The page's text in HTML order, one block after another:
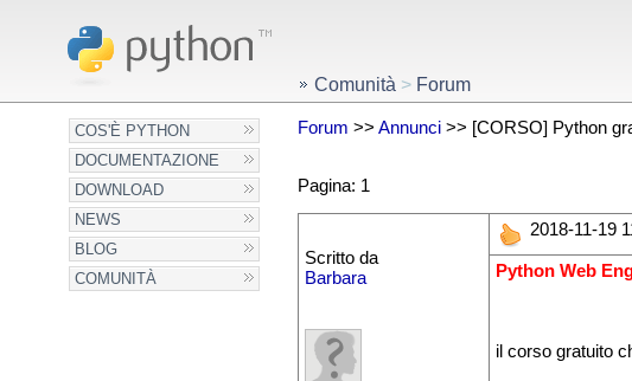
COS'È PYTHON
DOCUMENTAZIONE
DOWNLOAD
NEWS
BLOG
COMUNITÀ
Comunità > Forum
Forum >> Annunci>> [CORSO] Python
Pagina: 1
Scritto da
Barbara
2018-11-19
Python Web
il corso gratuito